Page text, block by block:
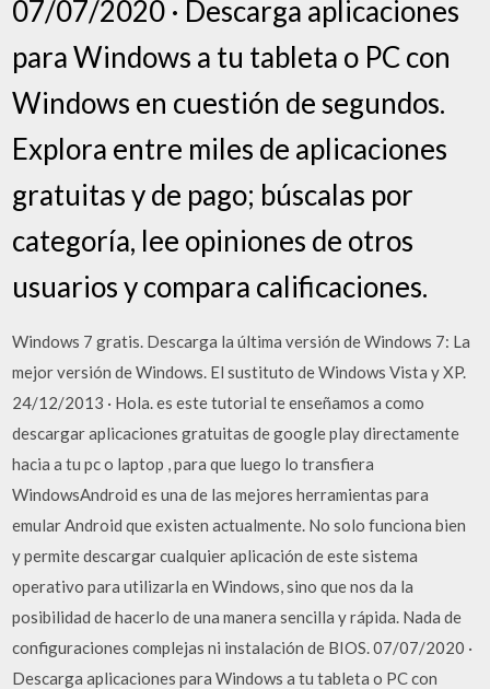
07/07/2020 · Descarga aplicaciones
para Windows a tu tableta o PC con
Windows en cuestión de segundos.
Explora entre miles de aplicaciones
gratuitas y de pago; búscalas por
categoría, lee opiniones de otros
usuarios y compara calificaciones.
Windows 7 gratis. Descarga la última versión de Windows 7: La
mejor versión de Windows. El sustituto de Windows Vista y XP.
24/12/2013 · Hola. es este tutorial te enseñamos a como
descargar aplicaciones gratuitas de google play directamente
hacia a tu pc o laptop , para que luego lo transfiera
WindowsAndroid es una de las mejores herramientas para
emular Android que existen actualmente. No solo funciona bien
y permite descargar cualquier aplicación de este sistema
operativo para utilizarla en Windows, sino que nos da la
posibilidad de hacerlo de una manera sencilla y rápida. Nada de
configuraciones complejas ni instalación de BIOS. 07/07/2020 ·
Descarga aplicaciones para Windows a tu tableta o PC con